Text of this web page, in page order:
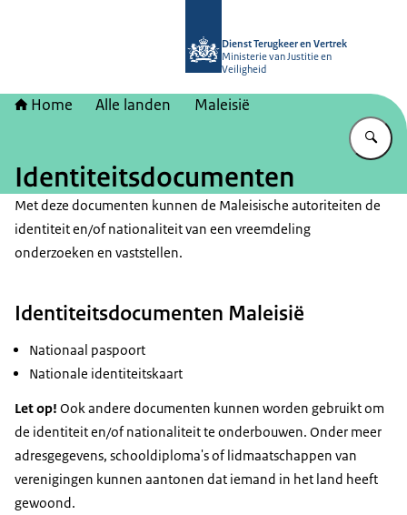
Dienst Terugkeer en Vertrek
Ministerie van Justitie en
Veiligheid
Home Alle landen Maleisië
Identiteitsdocumenten
Met deze documenten kunnen de Maleisische autoriteiten de
identiteit en/of nationaliteit van een vreemdeling
onderzoeken en vaststellen.
Identiteitsdocumenten Maleisië
Nationaal paspoort
Nationale identiteitskaart
Let op! Ook andere documenten kunnen worden gebruikt om
de identiteit en/of nationaliteit te onderbouwen. Onder meer
adresgegevens, schooldiploma's of lidmaatschappen van
verenigingen kunnen aantonen dat iemand in het land heeft
gewoond.